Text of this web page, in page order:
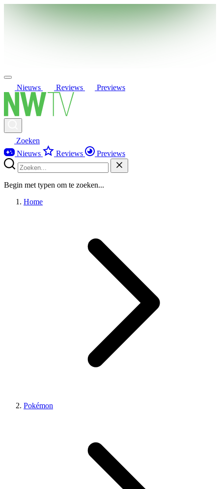
Nieuws Reviews Previews
Zoeken
Nieuws
Reviews Previews
Begin met typen om te zoeken...
Home
Pokémon